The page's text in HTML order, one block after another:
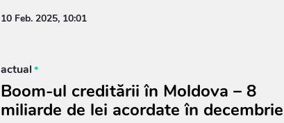
10 Feb. 2025, 10:01
actual
Boom-ul creditării în Moldova – 8
miliarde de lei acordate în decembrie